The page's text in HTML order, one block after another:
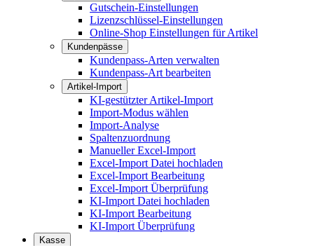
Gutschein-Einstellungen
Lizenzschlüssel-Einstellungen
Online-Shop Einstellungen für Artikel
Kundenpässe
Kundenpass-Arten verwalten
Kundenpass-Art bearbeiten
Artikel-Import
KI-gestützter Artikel-Import
Import-Modus wählen
Import-Analyse
Spaltenzuordnung
Manueller Excel-Import
Excel-Import Datei hochladen
Excel-Import Bearbeitung
Excel-Import Überprüfung
KI-Import Datei hochladen
KI-Import Bearbeitung
KI-Import Überprüfung
Kasse